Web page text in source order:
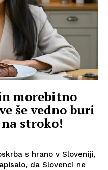
morebitno
še vedno buri
stroko!
s hrano v Sloveniji,
da Slovenci ne